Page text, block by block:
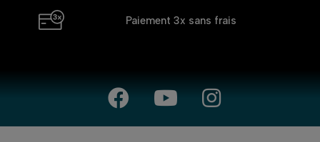
Paiement 3x sans frais